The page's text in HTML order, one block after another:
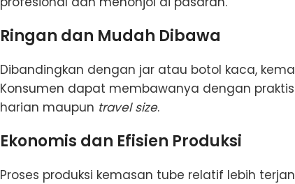
Ringan dan Mudah Dibawa
Dibandingkan dengan jar atau botol kaca,
Konsumen dapat membawanya dengan
harian maupun travel size.
Ekonomis dan Efisien Produksi
Proses produksi kemasan tube relatif lebih